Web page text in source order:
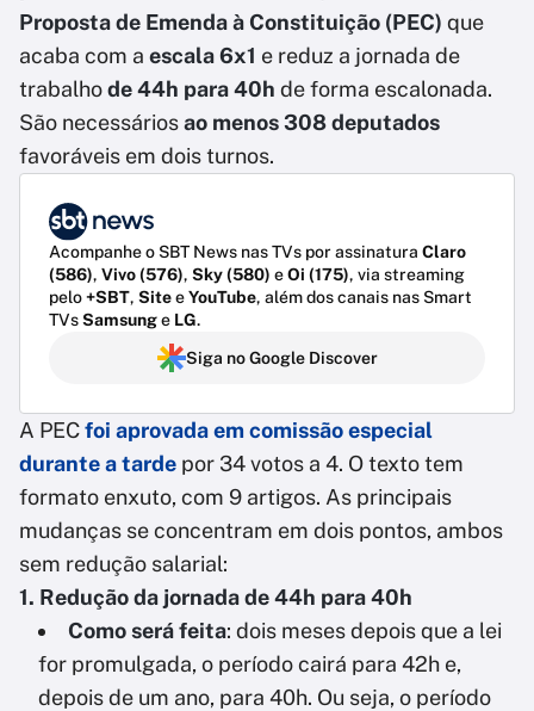
Proposta de Emenda à Constituição (PEC) que
acaba com a escala 6x1 e reduz a jornada de
trabalhode 44h para 40h de forma escalonada.
São necessáriosao menos 308 deputados
favoráveis em dois turnos.
Acompanhe o SBT News nas TVs por assinatura Claro
(586), Vivo (576), Sky (580) eOi (175), via streaming
pelo+SBT, SiteeYouTube, além dos canais nas Smart
TVsSamsunge LG.
Siga no Google Discover
A PECfoi aprovada em comissão especial
durante a tarde por 34 votos a 4. O texto tem
formato enxuto, com 9 artigos. As principais
mudanças se concentram em dois pontos, ambos
sem redução salarial:
1. Redução da jornada de 44h para 40h
Como será feita: dois meses depois que a lei
for promulgada, o período cairá para 42h e,
depois de um ano, para 40h. Ou seja, o período